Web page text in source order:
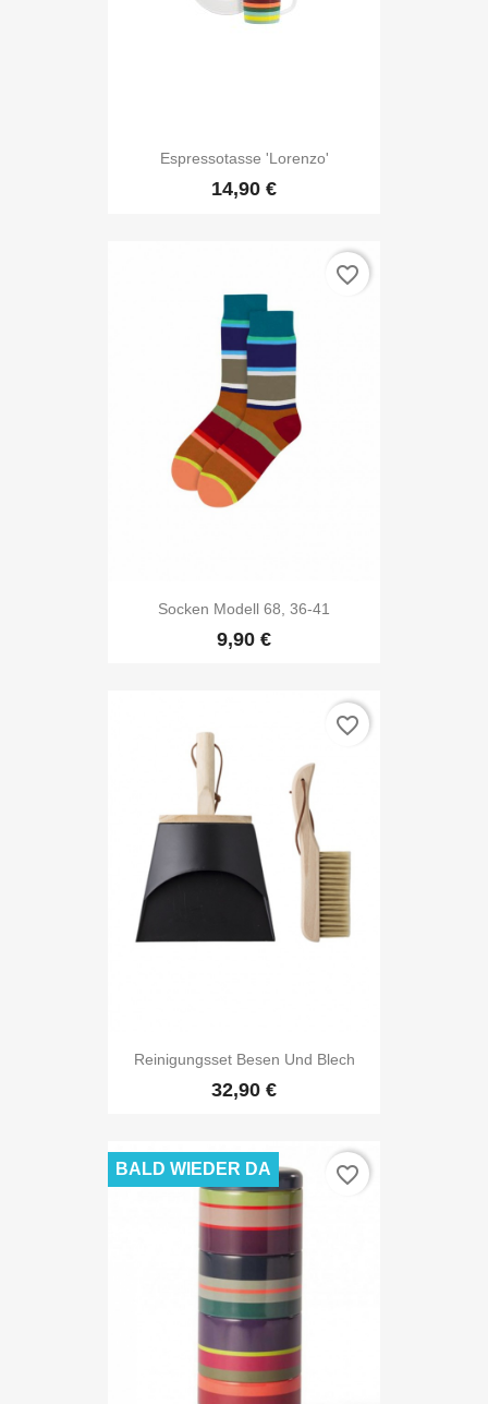
Espressotasse 'Lorenzo'
14,90 €
Socken Modell 68, 36-41
9,90 €
favorite_border
Reinigungsset Besen Und Blech
32,90 €
favorite_border
BALD WIEDER DA favorite_border